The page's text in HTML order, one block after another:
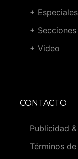
+ Especiales
+ Secciones
+ Video
CONTACTO
Publicidad
Términos